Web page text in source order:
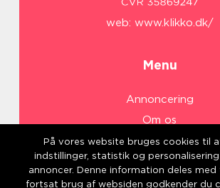
web: www.klikko.dk/
Menu
Annoncering
Om os
Cookies
Kontakt os
Sitemap
På vores website bruges cookies til
indstillinger, statistik og
annoncer. Denne information deles
fortsat brug af websiden godkender du